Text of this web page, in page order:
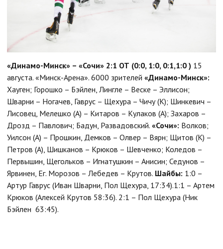
«Динамо-Минск» – «Сочи» 2:1 ОТ (0:0, 1:0, 0:1,1:0 ) 15
августа. «Минск-Арена». 6000 зрителей «Динамо-Минск»:
Хауген; Горошко – Бэйлен, Лингле – Веске – Эллисон;
Шварни – Ногачев, Гаврус – Щехура – Чичу (К); Шинкевич –
Лисовец, Мелешко (А) – Китаров – Кулаков (А); Захаров –
Дрозд – Павлович; Бадун, Развадовский. «Сочи»: Волков;
Уилсон (А) – Прошкин, Демков – Олвер – Вярн; Щитов (К) –
Петров (А), Шишканов – Крюков – Шевченко; Коледов –
Первышин, Щегольков – Игнатушкин – Анисин; Седунов –
Ярвинен, Ег. Морозов – Лебедев – Крутов. Шайбы: 1:0 –
Артур Гаврус (Иван Шварни, Пол Щехура, 17:34).1:1 – Артем
Крюков (Алексей Крутов 58:36). 2:1 – Пол Щехура (Ник
Бэйлен 63:45).